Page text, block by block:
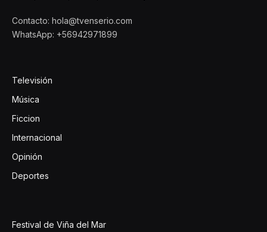
Contacto: hola@tvenserio.com
WhatsApp: +56942971899
Televisión
Música
Ficcion
Internacional
Opinión
Deportes
Festival de Viña del Mar